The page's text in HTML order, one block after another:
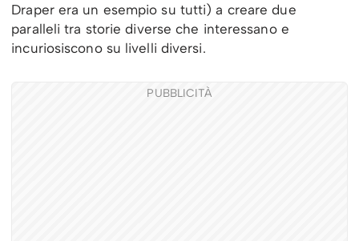
Draper era un esempio su tutti) a creare due
paralleli tra storie diverse che interessano e
incuriosiscono su livelli diversi.
PUBBLICITÀ